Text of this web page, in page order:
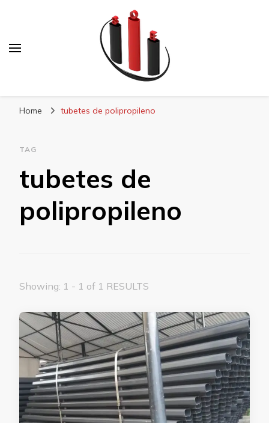
Home tubetes de polipropileno
TAG
tubetes de
polipropileno
Showing: 1 - 1 of 1 RESULTS